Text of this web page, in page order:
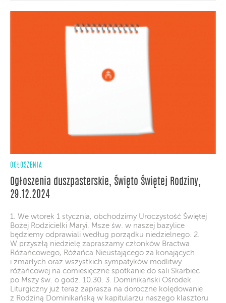
OGŁOSZENIA
Ogłoszenia duszpasterskie, Święto Świętej Rodziny,
29.12.2024
1. We wtorek 1 stycznia, obchodzimy Uroczystość Świętej
Bożej Rodzicielki Maryi. Msze św. w naszej bazylice
będziemy odprawiali według porządku niedzielnego. 2.
W przyszłą niedzielę zapraszamy członków Bractwa
Różańcowego, Różańca Nieustającego za konających
i zmarłych oraz wszystkich sympatyków modlitwy
różańcowej na comiesięczne spotkanie do sali Skarbiec
po Mszy św. o godz. 10.30. 3. Dominikański Ośrodek
Liturgiczny już teraz zaprasza na doroczne kolędowanie
z Rodziną Dominikańską w kapitularzu naszego klasztoru